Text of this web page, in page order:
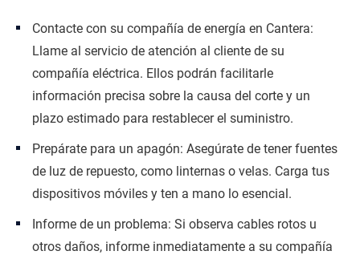
Contacte con su compañía de energía en Cantera:
Llame al servicio de atención al cliente de su
compañía eléctrica. Ellos podrán facilitarle
información precisa sobre la causa del corte y un
plazo estimado para restablecer el suministro.
Prepárate para un apagón: Asegúrate de tener fuentes
de luz de repuesto, como linternas o velas. Carga tus
dispositivos móviles y ten a mano lo esencial.
Informe de un problema: Si observa cables rotos u
otros daños, informe inmediatamente a su compañía